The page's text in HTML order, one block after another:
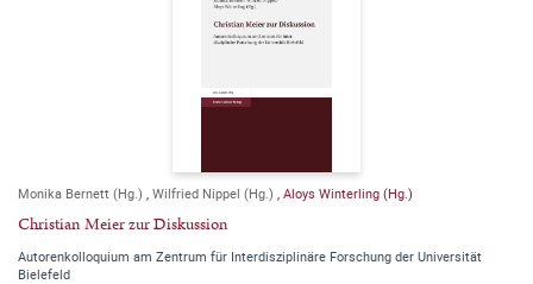
Monika Bernett (Hg.) Wilfried Nippel (Hg.) Aloys Winterling (Hg.)
Christian Meier zur Diskussion
Autorenkolloquium am Zentrum für Interdisziplinäre Forschung der Universität
Bielefeld